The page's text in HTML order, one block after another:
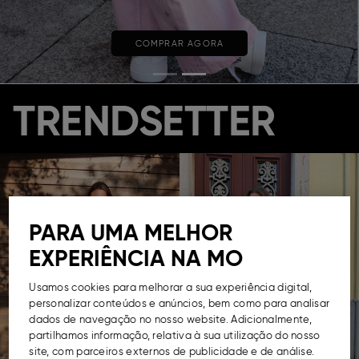
COMPRAR AGORA
TRENDSETTER
PARA UMA MELHOR
EXPERIÊNCIA NA MO
Usamos cookies para melhorar a sua experiência digital,
personalizar conteúdos e anúncios, bem como para analisar
dados de navegação no nosso website. Adicionalmente,
partilhamos informação, relativa à sua utilização do nosso
site, com parceiros externos de publicidade e de análise.